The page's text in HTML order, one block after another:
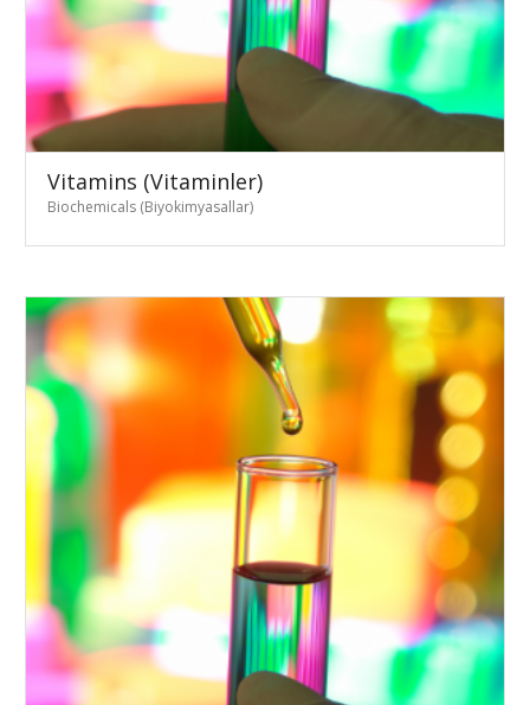
Vitamins (Vitaminler)
Biochemicals (Biyokimyasallar)